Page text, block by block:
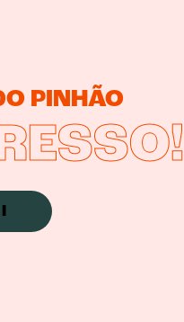
PINHÃO